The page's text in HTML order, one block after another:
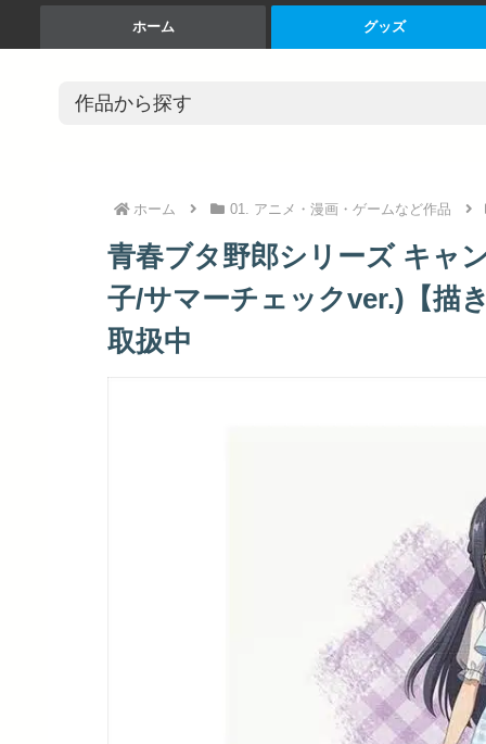
ホーム グッズ
ホーム 01. アニメ・漫画・ゲームなど作品
青春ブタ野郎シリーズ キャ
子/サマーチェックver.)【描
取扱中